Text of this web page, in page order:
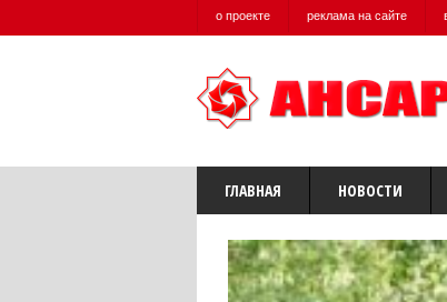
о проекте реклама на сайте
ГЛАВНАЯ НОВОСТИ